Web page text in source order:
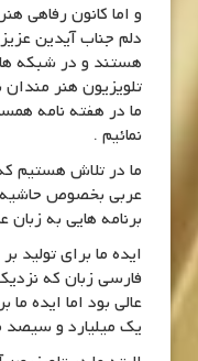
و اما کانون رفاهی
دلم جناب آیدین
هستند و در شبکه
تلویزیون هنر
ما در هفته نامه
نمائیم .
ما در تلاش هستیم
عربی بخصوص حاشیه
برنامه هایی به
ایده ما برای تولید
فارسی زبان که
عالی بود اما ایده ما
یک میلیارد و سیصد